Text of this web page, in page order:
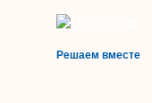
Решаем вместе